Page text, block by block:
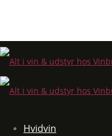
Hvidvin